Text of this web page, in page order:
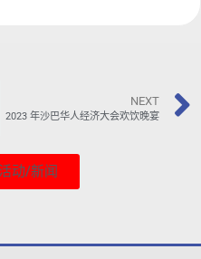
NEXT
2023 年沙巴华人经济大会欢饮晚宴
动/新闻